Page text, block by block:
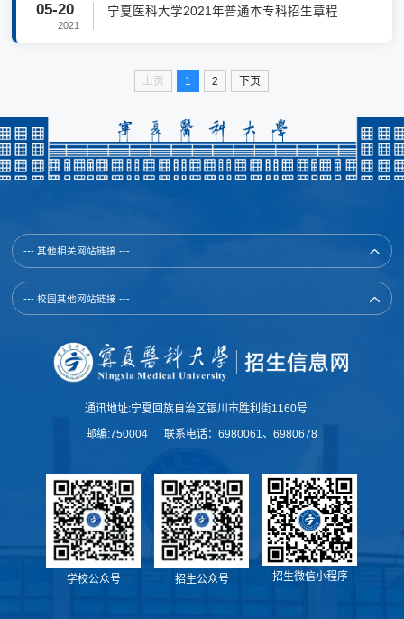
05-20
2021
宁夏医科大学2021年普通本专科招生章程
上页 1 2 下页
--- 其他相关网站链接 ---
--- 校园其他网站链接 ---
通讯地址:宁夏回族自治区银川市胜利街1160号
邮编:750004 联系电话：6980061、6980678
学校公众号 招生公众号 招生微信小程序